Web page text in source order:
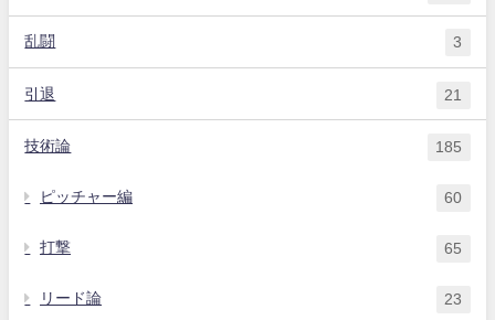
乱闘 3
引退 21
技術論 185
ピッチャー編 60
打撃 65
リード論 23